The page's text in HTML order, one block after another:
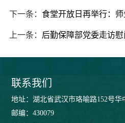
下一条： 食堂开放日再举行：
上一条： 后勤保障部党委走访慰
联系我们
地址：湖北省武汉市珞喻路152号
邮编：430079